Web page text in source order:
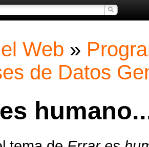
Web »
de Datos